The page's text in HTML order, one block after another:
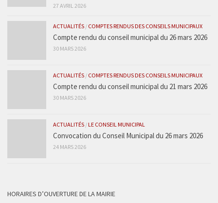
27 AVRIL 2026
ACTUALITÉS / COMPTES RENDUS DES CONSEILS MUNICIPAUX
Compte rendu du conseil municipal du 26 mars 2026
30 MARS 2026
ACTUALITÉS / COMPTES RENDUS DES CONSEILS MUNICIPAUX
Compte rendu du conseil municipal du 21 mars 2026
30 MARS 2026
ACTUALITÉS /LE CONSEIL MUNICIPAL
Convocation du Conseil Municipal du 26 mars 2026
24 MARS 2026
HORAIRES D’OUVERTURE DE LA MAIRIE